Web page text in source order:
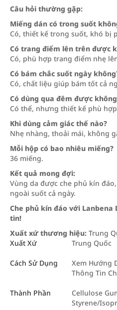
Câu hỏi thường gặp:
Miếng dán có trong suốt
Có, thiết kế trong suốt, khó bị
Có trang điểm lên trên được
Có, phù hợp trang điểm nhẹ
Có bám chắc suốt ngày
Có, chất liệu giúp bám tốt cả
Có dùng qua đêm được
Có thể, nhưng thiết kế phù
Khi dùng cảm giác thế nào?
Nhẹ nhàng, thoải mái, không
Mỗi hộp có bao nhiêu miếng?
36 miếng.
Kết quả mong đợi:
Vùng da được che phủ kín
ngoài suốt cả ngày.
Che phủ kín đáo với Lanbena
tin!
Xuất xứ thương hiệu: Trung
Xuất Xứ
Trung Quốc
Cách Sử Dụng
Xem Hướng
Thông Tin
Thành Phần
Cellulose
Styrene/